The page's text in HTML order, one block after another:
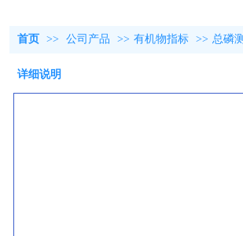
首页 >> 公司产品 >> 有机物指标 >> 总磷
详细说明